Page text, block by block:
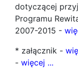
dotyczącej
Programu
2007-2015 -
* załącznik -
- więcej ... *